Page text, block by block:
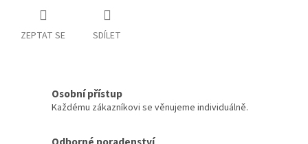
ZEPTAT SE SDÍLET
Osobní přístup
Každému zákazníkovi se věnujeme individuálně.